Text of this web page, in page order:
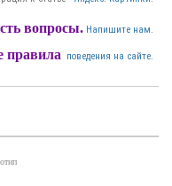
вопросы. Напишите нам.
правила поведения на сайте.